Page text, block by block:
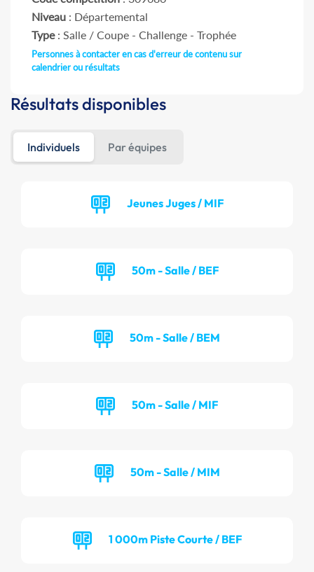
Niveau : Départemental
Type: Salle / Coupe - Challenge - Trophée
Personnes à contacter en cas d'erreur de contenu sur
calendrier ou résultats
Résultats disponibles
Individuels Par équipes
Jeunes Juges / MIF
50m - Salle / BEF
50m - Salle / BEM
50m - Salle / MIF
50m - Salle / MIM
1 000m Piste Courte / BEF